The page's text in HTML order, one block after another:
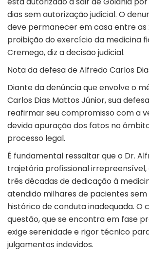
dias sem autorização judicial. O
deve permanecer em casa entre as
proibição do exercício da medicina
Cremego, diz a decisão judicial.
Nota da defesa de Alfredo Carlos
Diante da denúncia que envolve o
Carlos Dias Mattos Júnior, sua
reafirmar seu compromisso com a
devida apuração dos fatos no
processo legal.
É fundamental ressaltar que o Dr.
trajetória profissional irrepreensível,
três décadas de dedicação à
atendido milhares de pacientes
histórico de conduta inadequada. O
questão, que se encontra em fase
exige serenidade e rigor técnico
julgamentos indevidos.